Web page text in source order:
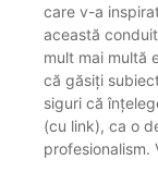
care v-a
această
mult mai multă
că găsiți
siguri că
(cu link), ca o
profesionalism.